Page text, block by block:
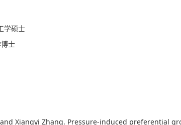
学硕士
士
Xiangyi Zhang. Pressure-induced preferential